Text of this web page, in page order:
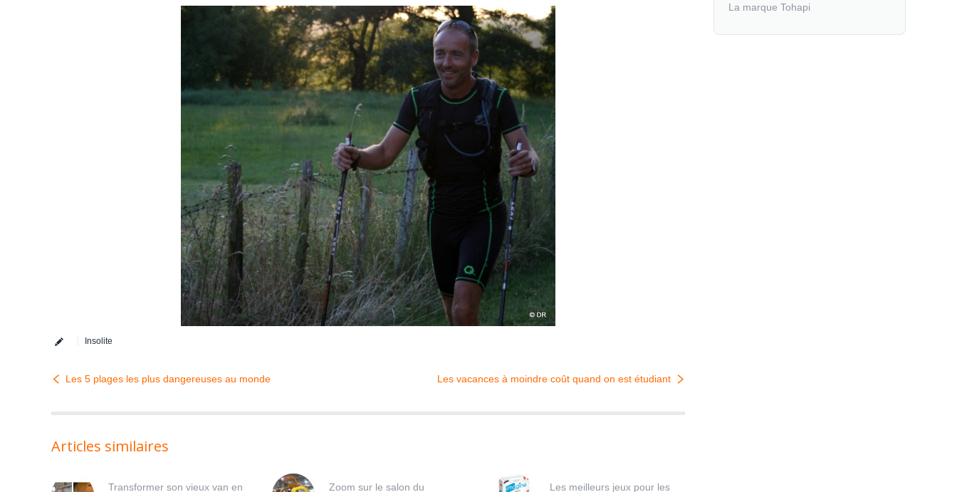
Insolite
Les 5 plages les plus dangereuses au monde Les vacances à moindre coût quand on est étudiant
Articles similaires
Transformer son vieux van en Zoom sur le salon du Les meilleurs jeux pour les
La marque Tohapi